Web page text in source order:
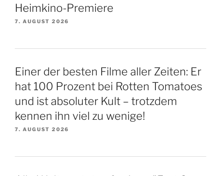
Heimkino-Premiere
7. AUGUST 2026
Einer der besten Filme aller Zeiten: Er
hat 100 Prozent bei Rotten Tomatoes
und ist absoluter Kult – trotzdem
kennen ihn viel zu wenige!
7. AUGUST 2026